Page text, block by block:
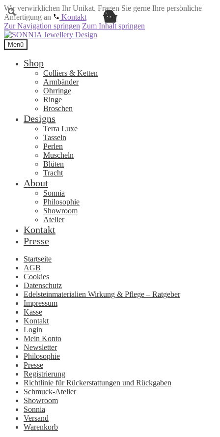
Wir verwirklichen Ihr Unikat. Fragen Sie gerne Ihre persönliche
Anfertigung an
Kontakt
Zur Navigation springen Zum Inhalt springen
Menü
Shop
Colliers & Ketten
Armbänder
Ohrringe
Ringe
Broschen
Designs
Terra Luxe
Tasseln
Perlen
Muscheln
Blüten
Tracht
About
Sonnia
Philosophie
Showroom
Atelier
Kontakt
Presse
Startseite
AGB
Cookies
Datenschutz
Edelsteinmaterialien Wirkung & Pflege – Ratgeber
Impressum
Kasse
Kontakt
Login
Mein Konto
Newsletter
Philosophie
Presse
Registrierung
Richtlinie für Rückerstattungen und Rückgaben
Schmuck-Atelier
Showroom
Sonnia
Versand
Warenkorb